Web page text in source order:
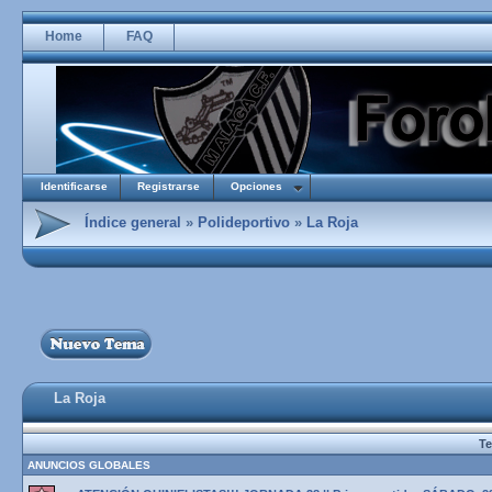
Home FAQ
Identificarse Registrarse Opciones
Índice general » Polideportivo » La Roja
La Roja
ANUNCIOS GLOBALES